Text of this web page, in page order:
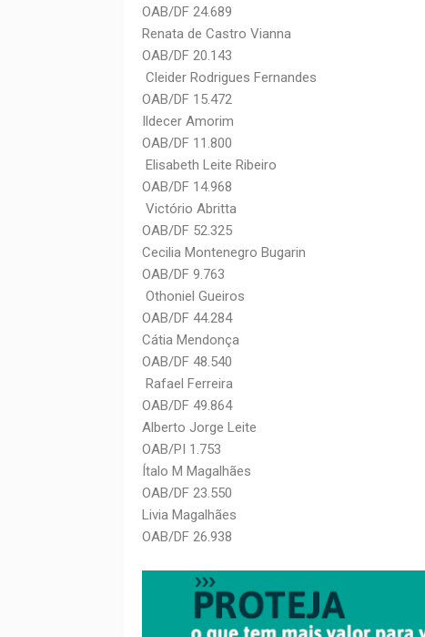
OAB/DF 24.689
Renata de Castro Vianna
OAB/DF 20.143
Cleider Rodrigues Fernandes
OAB/DF 15.472
Ildecer Amorim
OAB/DF 11.800
Elisabeth Leite Ribeiro
OAB/DF 14.968
Victório Abritta
OAB/DF 52.325
Cecilia Montenegro Bugarin
OAB/DF 9.763
Othoniel Gueiros
OAB/DF 44.284
Cátia Mendonça
OAB/DF 48.540
Rafael Ferreira
OAB/DF 49.864
Alberto Jorge Leite
OAB/PI 1.753
Ítalo M Magalhães
OAB/DF 23.550
Livia Magalhães
OAB/DF 26.938